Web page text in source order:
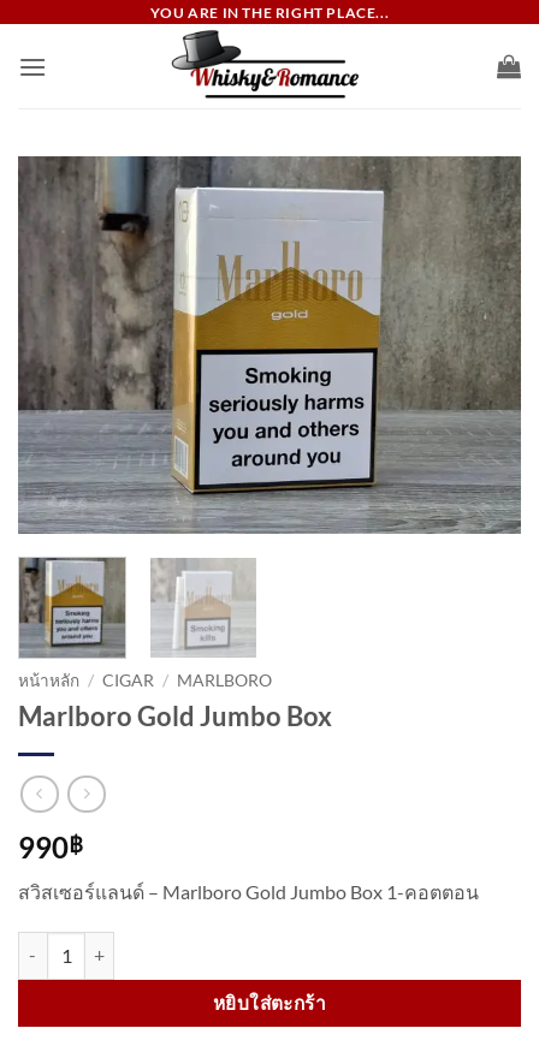
YOU ARE IN THE RIGHT PLACE...
หน้าหลัก / CIGAR / MARLBORO
Marlboro Gold Jumbo Box
990฿
สวิสเซอร์แลนด์ – Marlboro Gold Jumbo Box 1-คอตตอน
หยิบใส่ตะกร้า